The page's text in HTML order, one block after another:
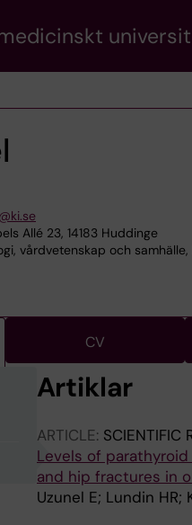
Allé 23, 14183 Huddinge
vårdvetenskap och
CV
Artiklar
ARTICLE: SCIENTIFIC
Levels of
and hip fractures in
Uzunel E; Lundin HR;